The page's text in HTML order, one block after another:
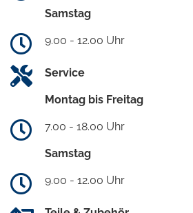
Samstag
9.00 - 12.00 Uhr
Service
Montag bis Freitag
7.00 - 18.00 Uhr
Samstag
9.00 - 12.00 Uhr